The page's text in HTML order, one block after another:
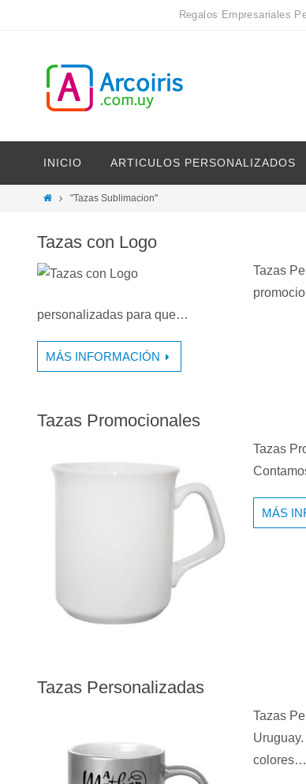
Regalos Empresariales
INICIO ARTICULOS PERSONALIZADOS
"Tazas Sublimacion"
Tazas con Logo
Tazas
personalizadas para que…
MÁS INFORMACIÓN
Tazas Promocionales
Tazas
MÁS
Tazas Personalizadas
Tazas
colores…